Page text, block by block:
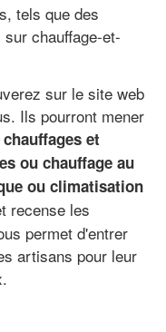
tels que des
chauffage-et-
sur le site web
Ils pourront mener
chauffages et
ou chauffage au
ou climatisation
recense les
permet d'entrer
artisans pour leur